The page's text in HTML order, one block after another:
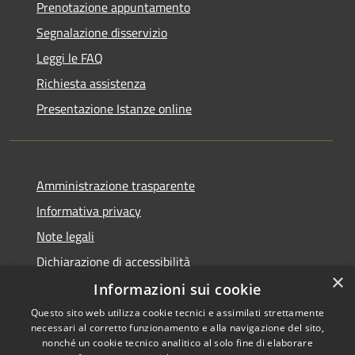
Prenotazione appuntamento
Segnalazione disservizio
Leggi le FAQ
Richiesta assistenza
Presentazione Istanze online
Amministrazione trasparente
Informativa privacy
Note legali
Dichiarazione di accessibilità
Copyright © 2026 • Comune di
×
Informazioni sui cookie
Questo sito web utilizza cookie tecnici e assimilati strettamente
necessari al corretto funzionamento e alla navigazione del sito,
nonché un cookie tecnico analitico al solo fine di elaborare